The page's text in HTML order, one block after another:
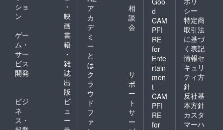
ショ
ン
・
映
画
ゲー
ム・
サー
ビス
開発
書
籍
・
雑
誌
出
版
ビジ
ネ
ス・
ビ
ュ
ー
ア
カ
デ
ミ
ー
と
は
相
談
会
ク
ラ
ウ
ド
フ
ァ
サ
ポ
ー
ト
サ
ー
d
CAM
PFI
RE
for
Ente
rtain
men
t
CAM
PFI
RE
for
シー
特定商
取引法
に基づ
く表記
情報セ
キュリ
ティ方
針
反社基
本方針
カスタ
マーハ